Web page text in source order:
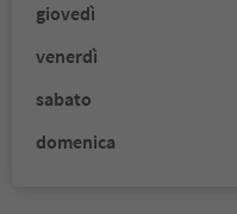
giovedì
venerdì
sabato
domenica